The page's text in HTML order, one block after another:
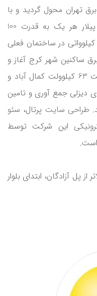
وظیفه به برق تهران محول گردید و با
نصب دو دستگاه ژنراتور دیزلی کاتر پیلار هر یک به قدرت 100
و دو دستگاه ژنراتور دویتز 60 کیلوواتی در ساختمان فعلی
ساکنین شهر کرج آغاز و
پس از آن به مرور زمان با تجهیز پست 63 کیلوولت کمال آباد و
دیزلی جمع آوری و تامین
طراحی سایت پرتال، سئو
این شرکت توسط
پل آزادگان، ابتدای بلوار